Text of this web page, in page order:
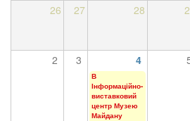
26
27 28
2 3 4
В
Інформаційно-
виставковий
центр Музею
Майдану